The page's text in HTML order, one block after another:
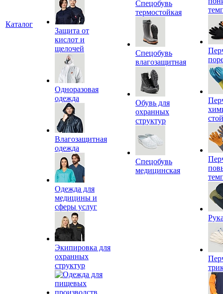
Каталог
Защита от
кислот и
щелочей
Одноразовая
одежда
Влагозащитная
одежда
Одежда для
медицины и
сферы услуг
Экипировка для
охранных
структур
Спецобувь
термостойкая
Спецобувь
влагозащитная
Обувь для
охранных
структур
Спецобувь
медицинская